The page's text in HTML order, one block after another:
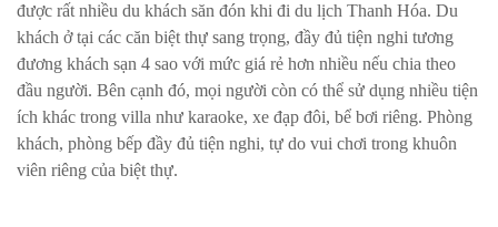
được rất nhiều du khách săn đón khi đi du lịch Thanh Hóa. Du
khách ở tại các căn biệt thự sang trọng, đầy đủ tiện nghi tương
đương khách sạn 4 sao với mức giá rẻ hơn nhiều nếu chia theo
đầu người. Bên cạnh đó, mọi người còn có thể sử dụng nhiều tiện
ích khác trong villa như karaoke, xe đạp đôi, bể bơi riêng. Phòng
khách, phòng bếp đầy đủ tiện nghi, tự do vui chơi trong khuôn
viên riêng của biệt thự.